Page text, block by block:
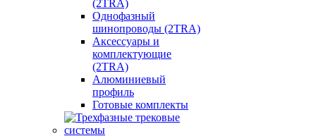
(2TRA)
Однофазный
шинопроводы (2TRA)
Аксессуары и
комплектующие
(2TRA)
Алюминиевый
профиль
Готовые комплекты